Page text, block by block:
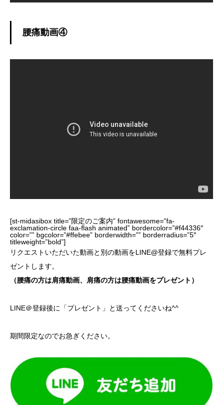
腰痛動画④
[st-midasibox title=”限定のご案内” fontawesome=”fa-
exclamation-circle faa-flash animated” bordercolor=”#f44336″
color=”” bgcolor=”#ffebee” borderwidth=”” borderradius=”5″
titleweight=”bold”]
リクエストいただいた動画と別の動画をLINE@登録で無料プレ
ゼントします。
（腰痛の方は肩痛動画、肩痛の方は腰痛動画をプレゼント）
LINE＠登録後に 「プレゼント」 と送ってくださいね^^
期間限定なのでお急ぎください。